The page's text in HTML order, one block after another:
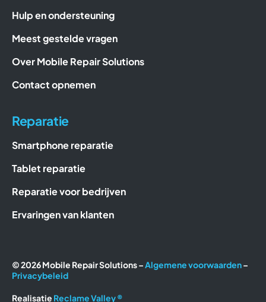
Hulp en ondersteuning
Meest gestelde vragen
Over Mobile Repair Solutions
Contact opnemen
Reparatie
Smartphone reparatie
Tablet reparatie
Reparatie voor bedrijven
Ervaringen van klanten
© 2026 Mobile Repair Solutions –Algemene voorwaarden–
Privacybeleid
Realisatie Reclame Valley ®